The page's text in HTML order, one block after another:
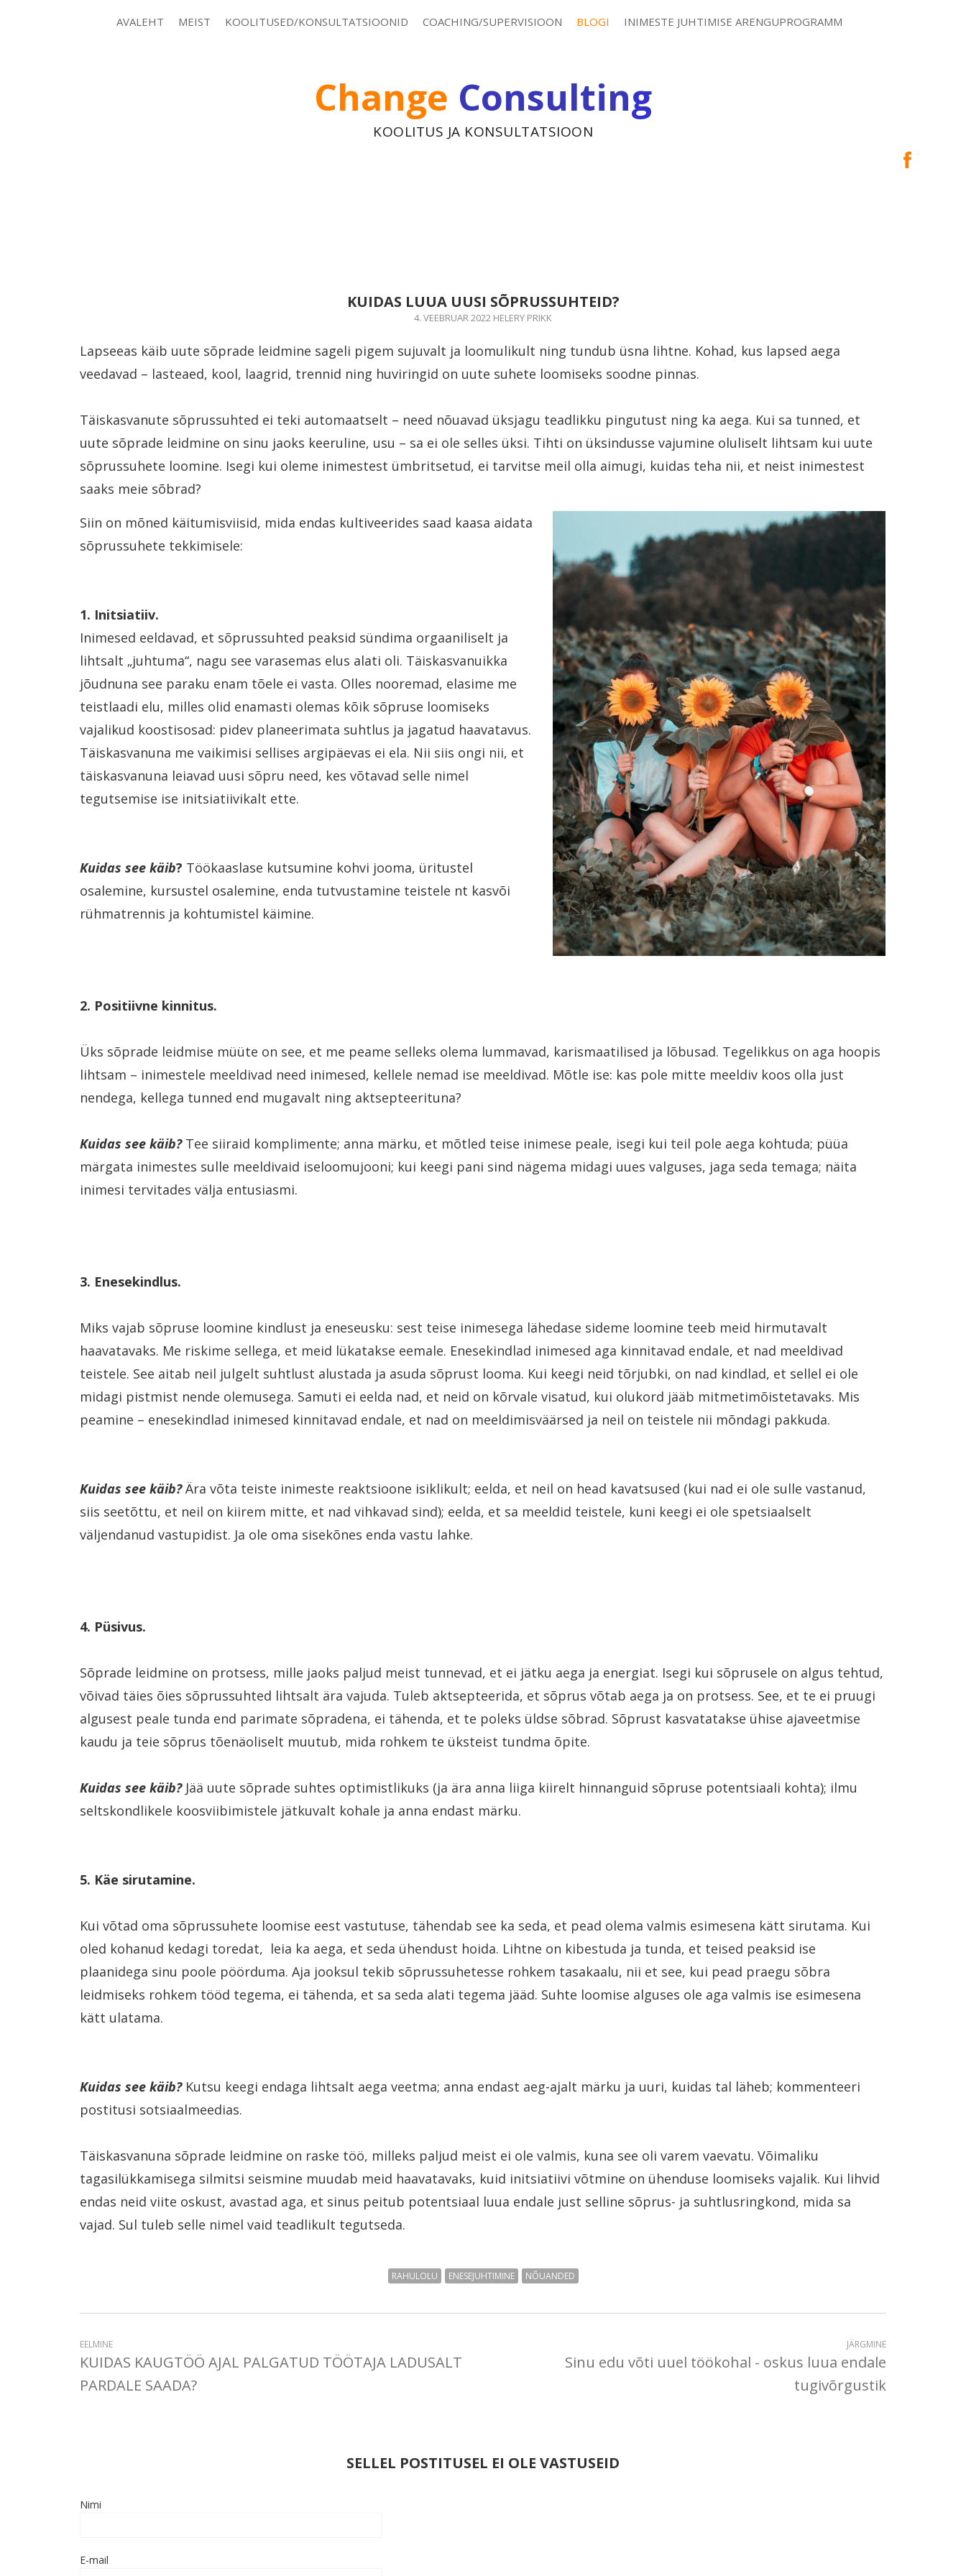
AVALEHT MEIST KOOLITUSED/KONSULTATSIOONID COACHING/SUPERVISIOON BLOGI INIMESTE JUHTIMISE ARENGUPROGRAMM
Change Consulting
KOOLITUS JA KONSULTATSIOON
KUIDAS LUUA UUSI SÕPRUSSUHTEID?
4. VEEBRUAR 2022 HELERY PRIKK
Lapseeas käib uute sõprade leidmine sageli pigem sujuvalt ja loomulikult ning tundub üsna lihtne. Kohad, kus lapsed aega
veedavad – lasteaed, kool, laagrid, trennid ning huviringid on uute suhete loomiseks soodne pinnas.
Täiskasvanute sõprussuhted ei teki automaatselt – need nõuavad üksjagu teadlikku pingutust ning ka aega. Kui sa tunned, et
uute sõprade leidmine on sinu jaoks keeruline, usu – sa ei ole selles üksi. Tihti on üksindusse vajumine oluliselt lihtsam kui uute
sõprussuhete loomine. Isegi kui oleme inimestest ümbritsetud, ei tarvitse meil olla aimugi, kuidas teha nii, et neist inimestest
saaks meie sõbrad?
Siin on mõned käitumisviisid, mida endas kultiveerides saad kaasa aidata
sõprussuhete tekkimisele:
1. Initsiatiiv.
Inimesed eeldavad, et sõprussuhted peaksid sündima orgaaniliselt ja
lihtsalt „juhtuma“, nagu see varasemas elus alati oli. Täiskasvanuikka
jõudnuna see paraku enam tõele ei vasta. Olles nooremad, elasime me
teistlaadi elu, milles olid enamasti olemas kõik sõpruse loomiseks
vajalikud koostisosad: pidev planeerimata suhtlus ja jagatud haavatavus.
Täiskasvanuna me vaikimisi sellises argipäevas ei ela. Nii siis ongi nii, et
täiskasvanuna leiavad uusi sõpru need, kes võtavad selle nimel
tegutsemise ise initsiatiivikalt ette.
Kuidas see käib? Töökaaslase kutsumine kohvi jooma, üritustel
osalemine, kursustel osalemine, enda tutvustamine teistele nt kasvõi
rühmatrennis ja kohtumistel käimine.
2. Positiivne kinnitus.
Üks sõprade leidmise müüte on see, et me peame selleks olema lummavad, karismaatilised ja lõbusad. Tegelikkus on aga hoopis
lihtsam – inimestele meeldivad need inimesed, kellele nemad ise meeldivad. Mõtle ise: kas pole mitte meeldiv koos olla just
nendega, kellega tunned end mugavalt ning aktsepteerituna?
Kuidas see käib?Tee siiraid komplimente; anna märku, et mõtled teise inimese peale, isegi kui teil pole aega kohtuda; püüa
märgata inimestes sulle meeldivaid iseloomujooni; kui keegi pani sind nägema midagi uues valguses, jaga seda temaga; näita
inimesi tervitades välja entusiasmi.
3. Enesekindlus.
Miks vajab sõpruse loomine kindlust ja eneseusku: sest teise inimesega lähedase sideme loomine teeb meid hirmutavalt
haavatavaks. Me riskime sellega, et meid lükatakse eemale. Enesekindlad inimesed aga kinnitavad endale, et nad meeldivad
teistele. See aitab neil julgelt suhtlust alustada ja asuda sõprust looma. Kui keegi neid tõrjubki, on nad kindlad, et sellel ei ole
midagi pistmist nende olemusega. Samuti ei eelda nad, et neid on kõrvale visatud, kui olukord jääb mitmetimõistetavaks. Mis
peamine – enesekindlad inimesed kinnitavad endale, et nad on meeldimisväärsed ja neil on teistele nii mõndagi pakkuda.
Kuidas see käib?Ära võta teiste inimeste reaktsioone isiklikult; eelda, et neil on head kavatsused (kui nad ei ole sulle vastanud,
siis seetõttu, et neil on kiirem mitte, et nad vihkavad sind); eelda, et sa meeldid teistele, kuni keegi ei ole spetsiaalselt
väljendanud vastupidist. Ja ole oma sisekõnes enda vastu lahke.
4. Püsivus.
Sõprade leidmine on protsess, mille jaoks paljud meist tunnevad, et ei jätku aega ja energiat. Isegi kui sõprusele on algus tehtud,
võivad täies õies sõprussuhted lihtsalt ära vajuda. Tuleb aktsepteerida, et sõprus võtab aega ja on protsess. See, et te ei pruugi
algusest peale tunda end parimate sõpradena, ei tähenda, et te poleks üldse sõbrad. Sõprust kasvatatakse ühise ajaveetmise
kaudu ja teie sõprus tõenäoliselt muutub, mida rohkem te üksteist tundma õpite.
Kuidas see käib?Jää uute sõprade suhtes optimistlikuks (ja ära anna liiga kiirelt hinnanguid sõpruse potentsiaali kohta); ilmu
seltskondlikele koosviibimistele jätkuvalt kohale ja anna endast märku.
5. Käe sirutamine.
Kui võtad oma sõprussuhete loomise eest vastutuse, tähendab see ka seda, et pead olema valmis esimesena kätt sirutama. Kui
oled kohanud kedagi toredat, leia ka aega, et seda ühendust hoida. Lihtne on kibestuda ja tunda, et teised peaksid ise
plaanidega sinu poole pöörduma. Aja jooksul tekib sõprussuhetesse rohkem tasakaalu, nii et see, kui pead praegu sõbra
leidmiseks rohkem tööd tegema, ei tähenda, et sa seda alati tegema jääd. Suhte loomise alguses ole aga valmis ise esimesena
kätt ulatama.
Kuidas see käib?Kutsu keegi endaga lihtsalt aega veetma; anna endast aeg-ajalt märku ja uuri, kuidas tal läheb; kommenteeri
postitusi sotsiaalmeedias.
Täiskasvanuna sõprade leidmine on raske töö, milleks paljud meist ei ole valmis, kuna see oli varem vaevatu. Võimaliku
tagasilükkamisega silmitsi seismine muudab meid haavatavaks, kuid initsiatiivi võtmine on ühenduse loomiseks vajalik. Kui lihvid
endas neid viite oskust, avastad aga, et sinus peitub potentsiaal luua endale just selline sõprus- ja suhtlusringkond, mida sa
vajad. Sul tuleb selle nimel vaid teadlikult tegutseda.
RAHULOLU ENESEJUHTIMINE NÕUANDED
EELMINE
KUIDAS KAUGTÖÖ AJAL PALGATUD TÖÖTAJA LADUSALT
PARDALE SAADA?
JÄRGMINE
Sinu edu võti uuel töökohal - oskus luua endale
tugivõrgustik
SELLEL POSTITUSEL EI OLE VASTUSEID
Nimi
E-mail